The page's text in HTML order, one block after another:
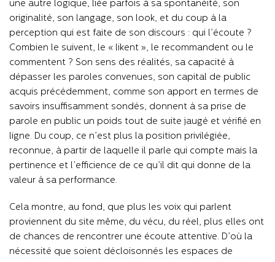
une autre logique, liée parfois à sa spontanéité, son
originalité, son langage, son look, et du coup à la
perception qui est faite de son discours : qui l’écoute ?
Combien le suivent, le « likent », le recommandent ou le
commentent ? Son sens des réalités, sa capacité à
dépasser les paroles convenues, son capital de public
acquis précédemment, comme son apport en termes de
savoirs insuffisamment sondés, donnent à sa prise de
parole en public un poids tout de suite jaugé et vérifié en
ligne. Du coup, ce n’est plus la position privilégiée,
reconnue, à partir de laquelle il parle qui compte mais la
pertinence et l’efficience de ce qu’il dit qui donne de la
valeur à sa performance.
Cela montre, au fond, que plus les voix qui parlent
proviennent du site même, du vécu, du réel, plus elles ont
de chances de rencontrer une écoute attentive. D’où la
nécessité que soient décloisonnés les espaces de